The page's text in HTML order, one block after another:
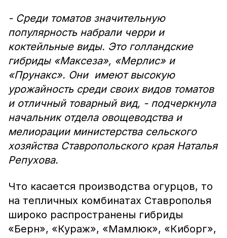
- Среди томатов значительную
популярность набрали черри и
коктейльные виды. Это голландские
гибриды «Максеза», «Мерлис» и
«Прунакс». Они имеют высокую
урожайность среди своих видов томатов
и отличный товарный вид, - подчеркнула
начальник отдела овощеводства и
мелиорации министерства сельского
хозяйства Ставропольского края Наталья
Репухова.
Что касается производства огурцов, то
на тепличных комбинатах Ставрополья
широко распространены гибриды
«Берн», «Кураж», «Мамлюк», «Киборг»,